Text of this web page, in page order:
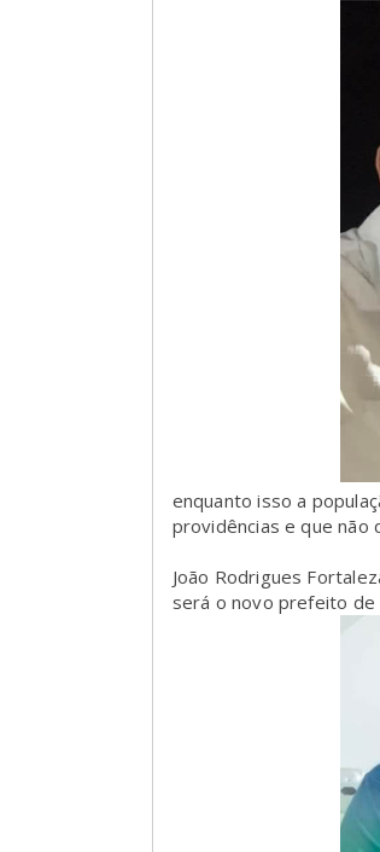
enquanto isso a
providências e que não
João Rodrigues
será o novo prefeito de